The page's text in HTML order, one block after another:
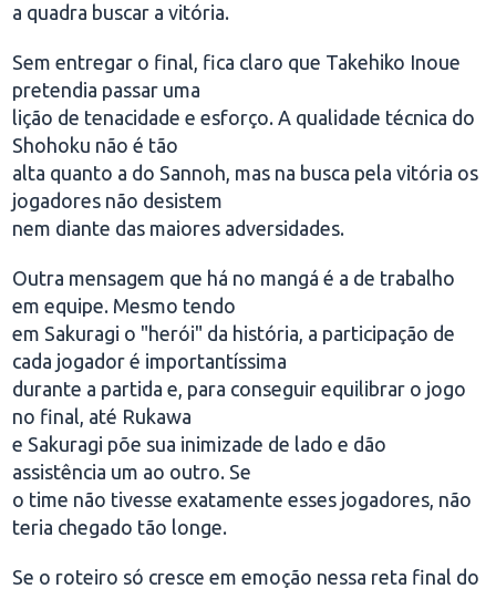
a quadra buscar a vitória.
Sem entregar o final, fica claro que Takehiko Inoue
pretendia passar uma
lição de tenacidade e esforço. A qualidade técnica do
Shohoku não é tão
alta quanto a do Sannoh, mas na busca pela vitória os
jogadores não desistem
nem diante das maiores adversidades.
Outra mensagem que há no mangá é a de trabalho
em equipe. Mesmo tendo
em Sakuragi o "herói" da história, a participação de
cada jogador é importantíssima
durante a partida e, para conseguir equilibrar o jogo
no final, até Rukawa
e Sakuragi põe sua inimizade de lado e dão
assistência um ao outro. Se
o time não tivesse exatamente esses jogadores, não
teria chegado tão longe.
Se o roteiro só cresce em emoção nessa reta final do